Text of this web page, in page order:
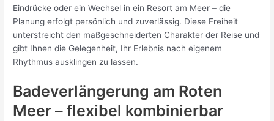
Eindrücke oder ein Wechsel in ein Resort am Meer – die
Planung erfolgt persönlich und zuverlässig. Diese Freiheit
unterstreicht den maßgeschneiderten Charakter der Reise und
gibt Ihnen die Gelegenheit, Ihr Erlebnis nach eigenem
Rhythmus ausklingen zu lassen.
Badeverlängerung am Roten
Meer – flexibel kombinierbar